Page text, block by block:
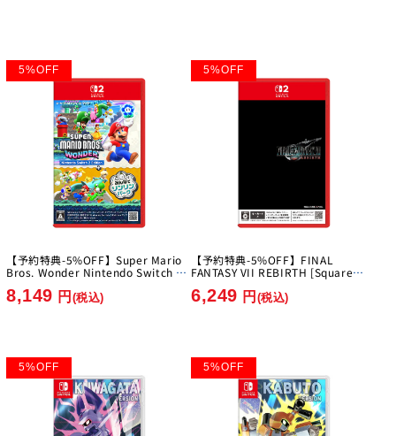
5%OFF
【予約特典-5%OFF】Super Mario
Bros. Wonder Nintendo Switch 2
Park [Nintendo][Switch2]
8,149 円 (税込)
5%OFF
【予約特典-5%OFF】FINAL
FANTASY VII REBIRTH [Square
6,249 円 (税込)
5%OFF 5%OFF